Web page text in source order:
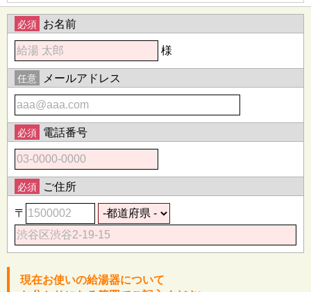
必須 お名前
様
任意 メールアドレス
必須 電話番号
必須 ご住所
〒
現在お使いの給湯器について